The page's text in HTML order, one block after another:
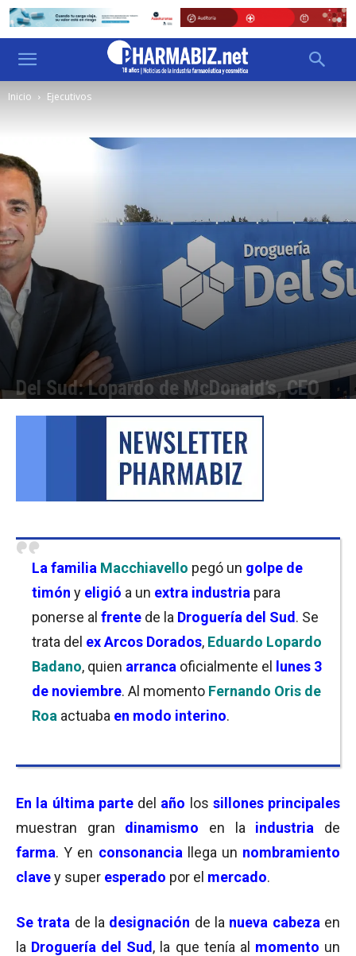
Inicio Ejecutivos
Del Sud: Lopardo de McDonald’s, CEO
La familia Macchiavello pegó un golpe de
timón y eligió a un extra industria para
ponerse al frente de la Droguería del Sud . Se
trata del ex Arcos Dorados, Eduardo Lopardo
Badano, quien arranca oficialmente el
lunes 3
de noviembre. Al momento Fernando Oris de
Roa actuaba en modo interino.
En la última parte del año los sillones principales
muestran gran dinamismo en la industria
de
farma. Y en consonancia llega un nombramiento
clavey super esperado por el mercado.
Se trata de la designación de la nueva cabeza en
la Droguería del Sud , la que tenía al momento un